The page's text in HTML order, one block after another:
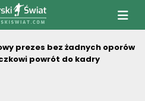
PiłkarskiSwiat.com
prezes bez żadnych oporów
powrót do kadry